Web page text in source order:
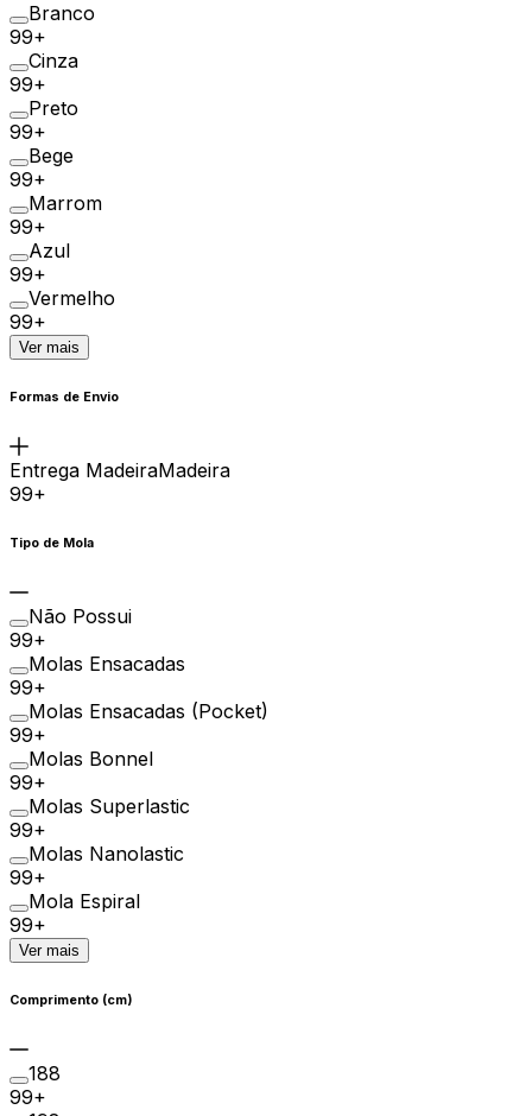
Branco
99+
Cinza
99+
Preto
99+
Bege
99+
Marrom
99+
Azul
99+
Vermelho
99+
Ver mais
Formas de Envio
Entrega MadeiraMadeira
99+
Tipo de Mola
Não Possui
99+
Molas Ensacadas
99+
Molas Ensacadas (Pocket)
99+
Molas Bonnel
99+
Molas Superlastic
99+
Molas Nanolastic
99+
Mola Espiral
99+
Ver mais
Comprimento (cm)
188
99+